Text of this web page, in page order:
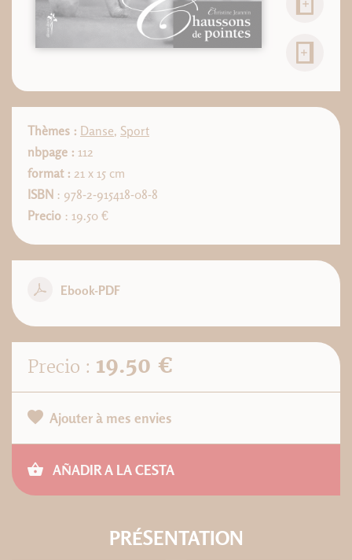
Thèmes : Danse, Sport
nbpage : 112
format : 21 x 15 cm
ISBN : 978-2-915418-08-8
Precio : 19.50 €
Ebook-PDF
Precio : 19.50 €
Ajouter à mes envies
AÑADIR A LA CESTA
PRÉSENTATION